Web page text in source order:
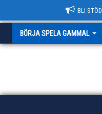
BLI
BÖRJA SPELA GAMMAL